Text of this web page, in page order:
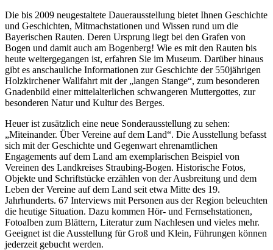
Die bis 2009 neugestaltete Dauerausstellung bietet Ihnen Geschichte
und Geschichten, Mitmachstationen und Wissen rund um die
Bayerischen Rauten. Deren Ursprung liegt bei den Grafen von
Bogen und damit auch am Bogenberg! Wie es mit den Rauten bis
heute weitergegangen ist, erfahren Sie im Museum. Darüber hinaus
gibt es anschauliche Informationen zur Geschichte der 550jährigen
Holzkirchener Wallfahrt mit der „langen Stange“, zum besonderen
Gnadenbild einer mittelalterlichen schwangeren Muttergottes, zur
besonderen Natur und Kultur des Berges.
Heuer ist zusätzlich eine neue Sonderausstellung zu sehen:
„Miteinander. Über Vereine auf dem Land“. Die Ausstellung befasst
sich mit der Geschichte und Gegenwart ehrenamtlichen
Engagements auf dem Land am exemplarischen Beispiel von
Vereinen des Landkreises Straubing-Bogen. Historische Fotos,
Objekte und Schriftstücke erzählen von der Ausbreitung und dem
Leben der Vereine auf dem Land seit etwa Mitte des 19.
Jahrhunderts. 67 Interviews mit Personen aus der Region beleuchten
die heutige Situation. Dazu kommen Hör- und Fernsehstationen,
Fotoalben zum Blättern, Literatur zum Nachlesen und vieles mehr.
Geeignet ist die Ausstellung für Groß und Klein, Führungen können
jederzeit gebucht werden.